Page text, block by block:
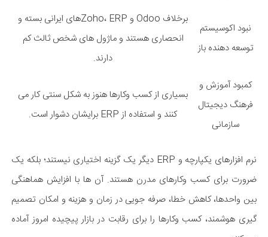
نبود اکوسیستم
توسعه دهنده باز
برخلاف Odoo و Zoho، ERPهای ایرانی بسته و
انحصاری هستند و ماژول های شخص ثالث کم
دارند.
کمبود آموزش و
فرهنگ دیجیتال
سازمانی
بسیاری از کسب وکارها هنوز به شکل سنتی کار می
کنند و استفاده از ERP برایشان دشوار است.
نرم افزارهای یکپارچه و ERP دیگر یک گزینه اختیاری نیستند؛ بلکه یک
ضرورت برای کسب وکارهای مدرن هستند. آن ها با افزایش هماهنگی
بین واحدها، کاهش خطا، صرفه جویی در زمان و هزینه و امکان تصمیم
گیری هوشمند، کسب وکارها را برای رقابت در بازار پیچیده امروز آماده